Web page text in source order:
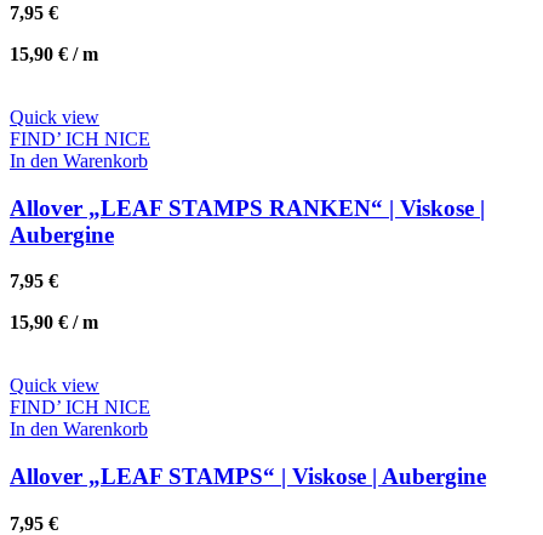
7,95 €
15,90 € /m
Quick view
FIND’ ICH NICE
In den Warenkorb
Allover „LEAF STAMPS RANKEN“ | Viskose |
Aubergine
7,95 €
15,90 € /m
Quick view
FIND’ ICH NICE
In den Warenkorb
Allover „LEAF STAMPS“ | Viskose | Aubergine
7,95 €